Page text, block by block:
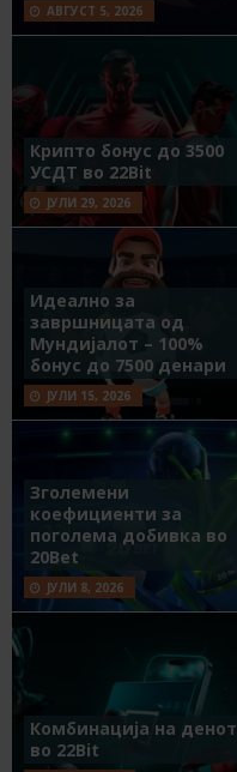
АВГУСТ 5, 2026
Крипто бонус до 3500
УСДТ во 22Bit
ЈУЛИ 29, 2026
Идеално за
завршницата од
Мундијалот – 100%
бонус до 7500 денари
ЈУЛИ 15, 2026
Зголемени
коефициенти за
поголема добивка во
20Bet
ЈУЛИ 8, 2026
Комбинација на денот
во 22Bit